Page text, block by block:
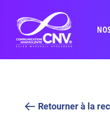
Retourner à la